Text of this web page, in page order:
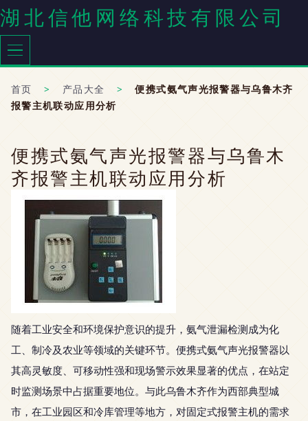
湖北信他网络科技有限公司
首页 > 产品大全 >
便携式氨气声光报警器与乌鲁木齐
报警主机联动应用分析
便携式氨气声光报警器与乌鲁木
齐报警主机联动应用分析
随着工业安全和环境保护意识的提升，氨气泄漏检测成为化
工、制冷及农业等领域的关键环节。便携式氨气声光报警器以
其高灵敏度、可移动性强和现场警示效果显著的优点，在站定
时监测场景中占据重要地位。与此乌鲁木齐作为西部典型城
市，在工业园区和冷库管理等地方，对固定式报警主机的需求